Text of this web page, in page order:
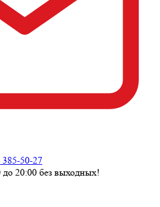
50-27
до 20:00 без выходных!